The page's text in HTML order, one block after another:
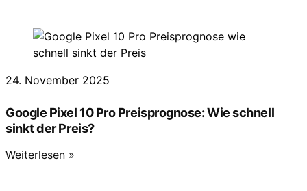
24. November 2025
Google Pixel 10 Pro Preisprognose: Wie schnell
sinkt der Preis?
Weiterlesen »